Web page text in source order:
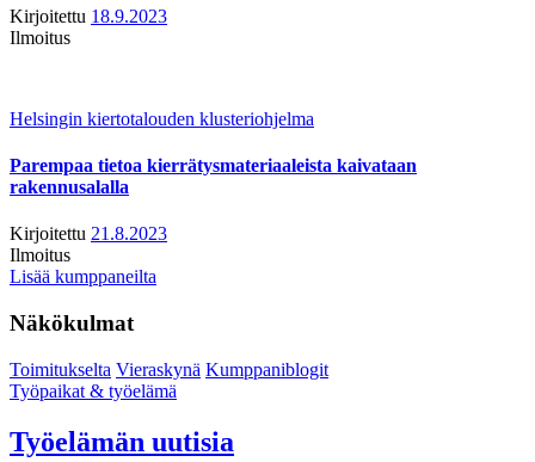
Kirjoitettu 18.9.2023
Ilmoitus
Helsingin kiertotalouden klusteriohjelma
Parempaa tietoa kierrätysmateriaaleista kaivataan
rakennusalalla
Kirjoitettu 21.8.2023
Ilmoitus
Lisää kumppaneilta
Näkökulmat
Toimitukselta Vieraskynä Kumppaniblogit
Työpaikat & työelämä
Työelämän uutisia